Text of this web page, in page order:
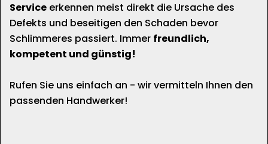
Service erkennen meist direkt die Ursache des
Defekts und beseitigen den Schaden bevor
Schlimmeres passiert. Immer freundlich,
kompetent und günstig!
Rufen Sie uns einfach an - wir vermitteln Ihnen den
passenden Handwerker!